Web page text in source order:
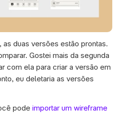
as duas versões estão prontas.
Gostei mais da segunda
com ela para criar a versão em
eu deletaria as versões
pode importar um wireframe